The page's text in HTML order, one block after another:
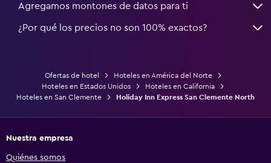
Agregamos montones de datos para ti
¿Por qué los precios no son 100% exactos?
Ofertas de hotel
Hoteles en América del Norte
Hoteles en Estados Unidos
Hoteles en California
Hoteles en San Clemente
Holiday Inn Express San Clemente North
Nuestra empresa
Quiénes somos